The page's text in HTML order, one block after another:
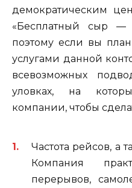
демократическим
«Бесплатный сыр —
поэтому если вы
услугами данной
всевозможных
уловках, на
компании, чтобы
Частота рейсов, а
Компания
перерывов,